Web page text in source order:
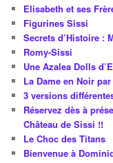
Elisabeth et ses
Figurines Sissi
Secrets d’Histoire :
Romy-Sissi
Une Azalea Dolls
La Dame en Noir
3 versions
Réservez dès à
Château de Sissi !!
Le Choc des Titans
Bienvenue à